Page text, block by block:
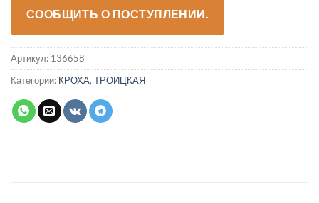
СООБЩИТЬ О ПОСТУПЛЕНИИ.
Артикул: 136658
Категории: КРОХА, ТРОИЦКАЯ